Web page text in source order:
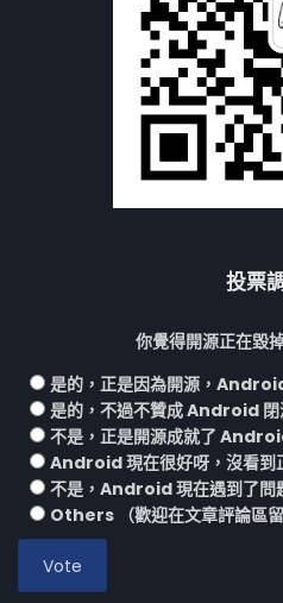
投票
你覺得開源正在毀
是的，正是因為開源，
是的，不過不贊成 Android 閉
不是，正是開源成就了
Android 現在很好呀，沒看到
不是，Android 現在遇到了問
Others （歡迎在文章評論區留